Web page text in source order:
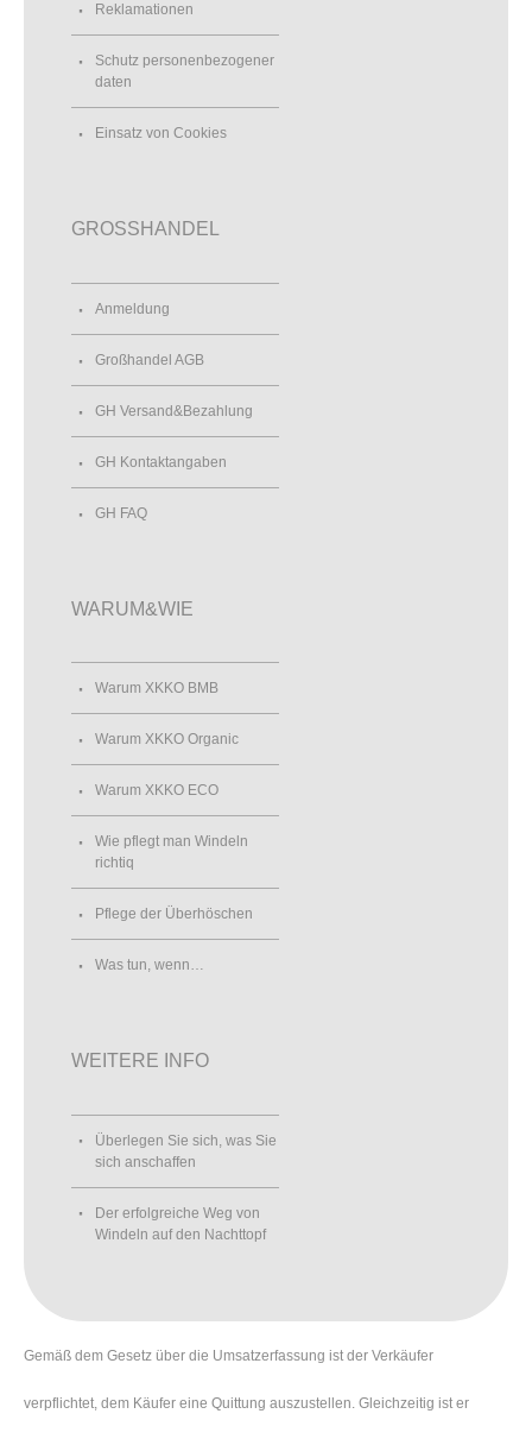
Reklamationen
Schutz personenbezogener
daten
Einsatz von Cookies
GROSSHANDEL
Anmeldung
Großhandel AGB
GH Versand&Bezahlung
GH Kontaktangaben
GH FAQ
WARUM&WIE
Warum XKKO BMB
Warum XKKO Organic
Warum XKKO ECO
Wie pflegt man Windeln
richtiq
Pflege der Überhöschen
Was tun, wenn…
WEITERE INFO
Überlegen Sie sich, was Sie
sich anschaffen
Der erfolgreiche Weg von
Windeln auf den Nachttopf
Gemäß dem Gesetz über die Umsatzerfassung ist der Verkäufer
verpflichtet, dem Käufer eine Quittung auszustellen. Gleichzeitig ist er